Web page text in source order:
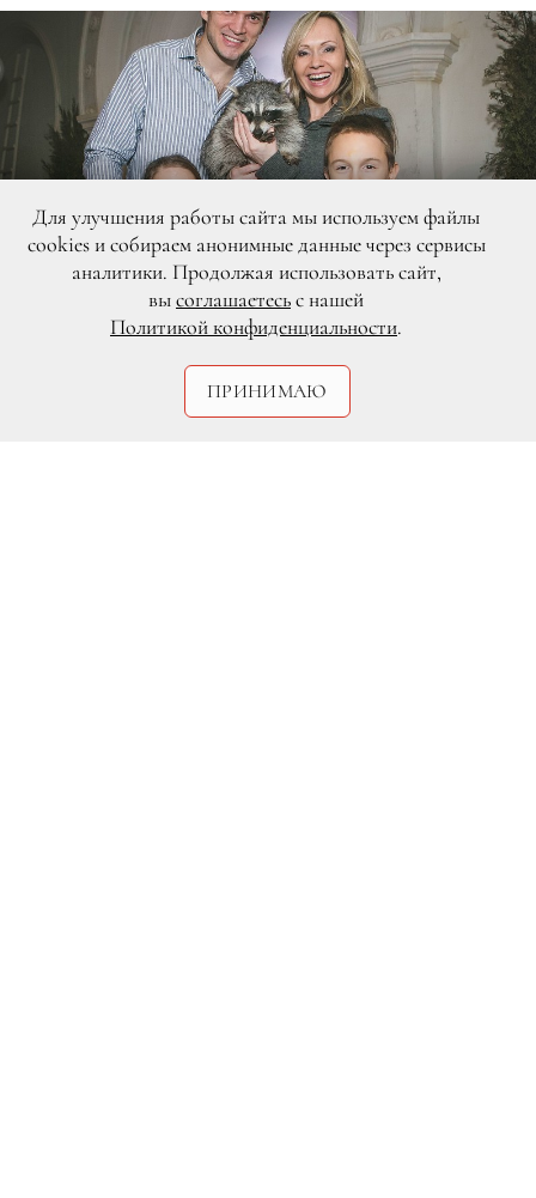
DR
Для улучшения работы сайта мы используем файлы
cookies и собираем анонимные данные через сервисы
аналитики. Продолжая использовать сайт,
высоглашаетесьс нашей
Политикой конфиденциальности.
ПРИНИМАЮ